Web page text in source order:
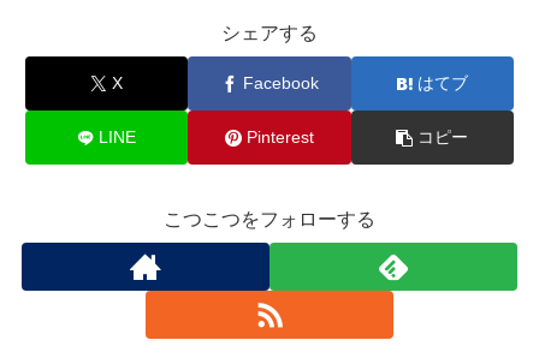
シェアする
X Facebook はてブ
LINE Pinterest コピー
こつこつをフォローする